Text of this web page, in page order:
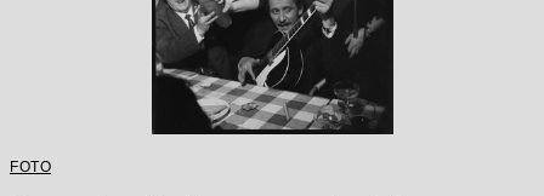
FOTO